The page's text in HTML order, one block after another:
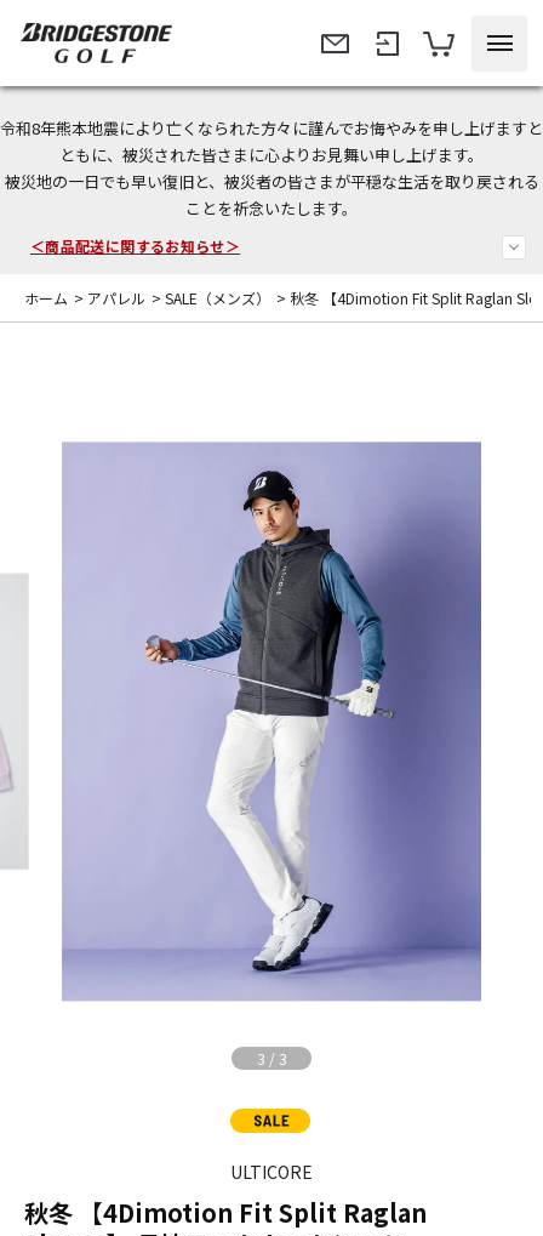
令和8年熊本地震により亡くなられた方々に謹んでお悔やみを申し上げますと
ともに、被災された皆さまに心よりお見舞い申し上げます。
被災地の一日でも早い復旧と、被災者の皆さまが平穏な生活を取り戻される
ことを祈念いたします。
今なら新規会員登録で1,000円OFFクーポンプレゼント！
＜商品配送に関するお知らせ＞
ホーム > アパレル > SALE（メンズ） > 秋冬 【4Dimotion Fit Split Raglan
3 / 3
ULTICORE
秋冬 【4Dimotion Fit Split Raglan